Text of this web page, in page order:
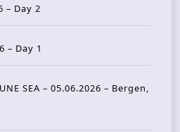
– Day 2
– Day 1
SEA – 05.06.2026 – Bergen,